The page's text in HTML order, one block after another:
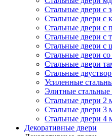
Стальные двери с
Стальные двери с
Стальные двери с
Стальные двери с
Стальные двери с
Стальные двери со
Стальные двери
Стальные
Усиленные
Элитные стальные
Стальные двери 2
Стальные двери 3
Стальные двери 4
Декоративные двери